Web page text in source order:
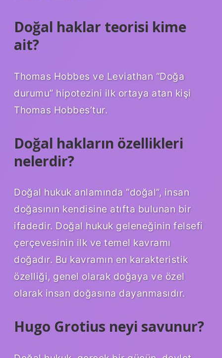
Doğal haklar teorisi kime
ait?
Thomas Hobbes ve Leviathan “Doğa
durumu” hipotezini ilk ortaya atan kişi
Thomas Hobbes’tur.
Doğal hakların özellikleri
nelerdir?
Doğal hukuk anlamında “doğal”, insan
doğasının kendisine atıfta bulunan bir
ifadedir. Doğal hukuk geleneğinin felsefi
çerçevesinin ilk ve temel kavramı
doğadır. Bu kavramın en karakteristik
özelliği, genel olarak doğaya ve özel
olarak insan doğasına dayanmasıdır.
Hugo Grotius neyi savunur?